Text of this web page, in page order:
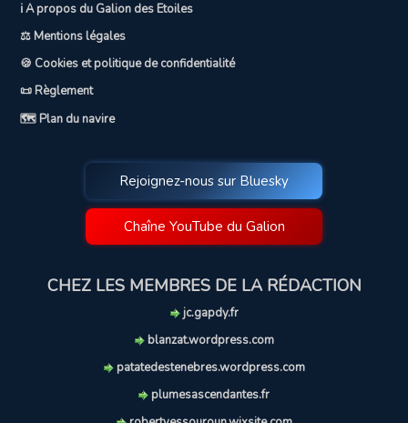
ℹ️ A propos du Galion des Etoiles
⚖️ Mentions légales
🍪 Cookies et politique de confidentialité
📜 Règlement
🗺️ Plan du navire
Rejoignez-nous sur Bluesky
Chaîne YouTube du Galion
CHEZ LES MEMBRES DE LA RÉDACTION
jc.gapdy.fr
blanzat.wordpress.com
patatedestenebres.wordpress.com
plumesascendantes.fr